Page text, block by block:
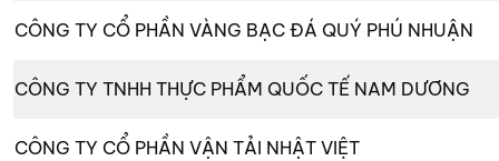
CÔNG TY CỔ PHẦN VÀNG BẠC ĐÁ QUÝ PHÚ NHUẬN
CÔNG TY TNHH THỰC PHẨM QUỐC TẾ NAM DƯƠNG
CÔNG TY CỔ PHẦN VẬN TẢI NHẬT VIỆT